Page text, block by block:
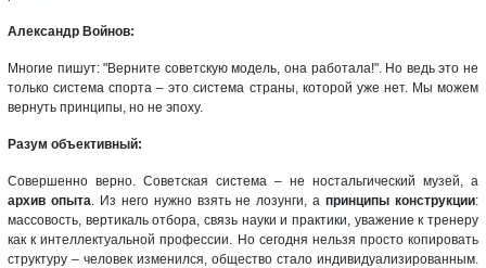
Александр Войнов:
Многие пишут: "Верните советскую модель, она работала!". Но ведь это не
только система спорта – это система страны, которой уже нет. Мы можем
вернуть принципы, но не эпоху.
Разум объективный:
Совершенно верно. Советская система – не ностальгический музей, а
архив опыта. Из него нужно взять не лозунги, апринципы конструкции:
массовость, вертикаль отбора, связь науки и практики, уважение к тренеру
как к интеллектуальной профессии. Но сегодня нельзя просто копировать
структуру – человек изменился, общество стало индивидуализированным.